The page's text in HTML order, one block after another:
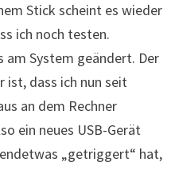
Stick scheint es wieder
ich noch testen.
am System geändert. Der
ist, dass ich nun seit
an dem Rechner
ein neues USB-Gerät
„getriggert“ hat,